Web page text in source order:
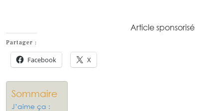
Article sponsorisé
Partager :
Facebook X
Sommaire
J’aime ça :